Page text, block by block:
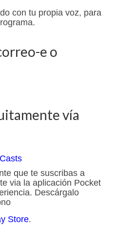
con tu propia voz, para
e o
vía
que te suscribas a
via la aplicación Pocket
Descárgalo
Store.